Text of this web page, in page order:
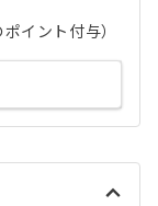
イント付与）